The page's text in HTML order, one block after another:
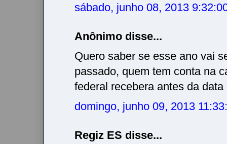
sábado, junho 08, 2013
Anônimo disse...
Quero saber se esse ano vai
passado, quem tem conta na
federal recebera antes da
domingo, junho 09, 2013
Regiz ES disse...